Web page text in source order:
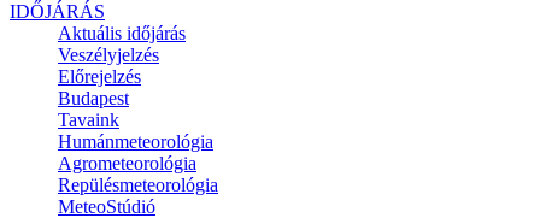
IDŐJÁRÁS
Aktuális időjárás
Veszélyjelzés
Előrejelzés
Budapest
Tavaink
Humánmeteorológia
Agrometeorológia
Repülésmeteorológia
MeteoStúdió